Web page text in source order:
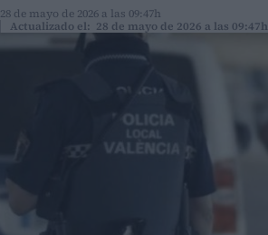
28 de mayo de 2026 a las 09:47h
Actualizado el: 28 de mayo de 2026 a las 09:47h